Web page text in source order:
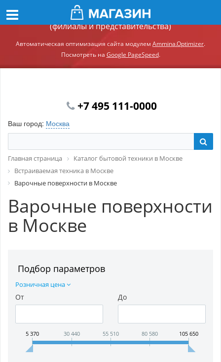
Демонстрационный сайт модуля Ammina.Регионы
(филиалы и представительства)
Автоматическая оптимизация сайта модулем Ammina.Optimizer.
Посмотреть на Google PageSpeed.
+7 495 111-0000
Ваш город: Москва
Главная страница
Каталог бытовой техники в Москве
Встраиваемая техника в Москве
Варочные поверхности в Москве
Варочные поверхности
в Москве
Подбор параметров
Розничная цена
От До
5 370 30 440 55 510 80 580 105 650